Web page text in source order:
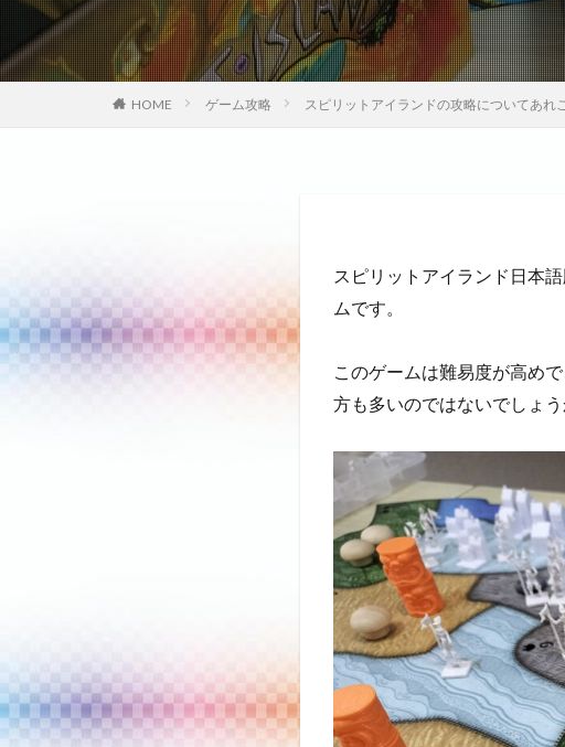
HOME ゲーム攻略 スピリットアイランドの攻略についてあれ
スピリットアイランド日本
ムです。
このゲームは難易度が高め
方も多いのではないでしょ